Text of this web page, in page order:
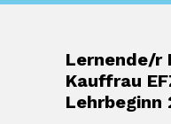
Lernende/r
Kauffrau
Lehrbeginn